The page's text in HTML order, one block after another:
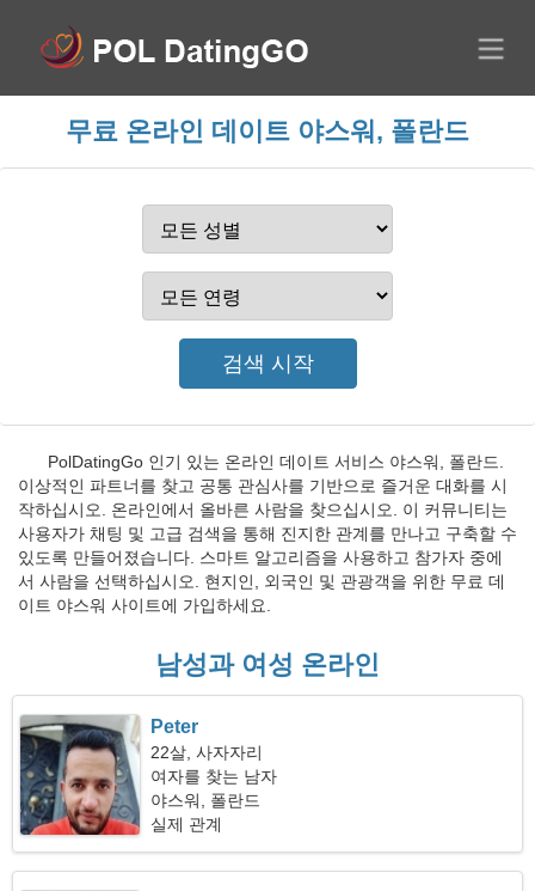
무료 온라인 데이트 야스워, 폴란드
PolDatingGo 인기 있는 온라인 데이트 서비스 야스워, 폴란드.
이상적인 파트너를 찾고 공통 관심사를 기반으로 즐거운 대화를 시
작하십시오. 온라인에서 올바른 사람을 찾으십시오. 이 커뮤니티는
사용자가 채팅 및 고급 검색을 통해 진지한 관계를 만나고 구축할 수
있도록 만들어졌습니다. 스마트 알고리즘을 사용하고 참가자 중에
서 사람을 선택하십시오. 현지인, 외국인 및 관광객을 위한 무료 데
이트 야스워 사이트에 가입하세요.
남성과 여성 온라인
Peter
22살, 사자자리
여자를 찾는 남자
야스워, 폴란드
실제 관계